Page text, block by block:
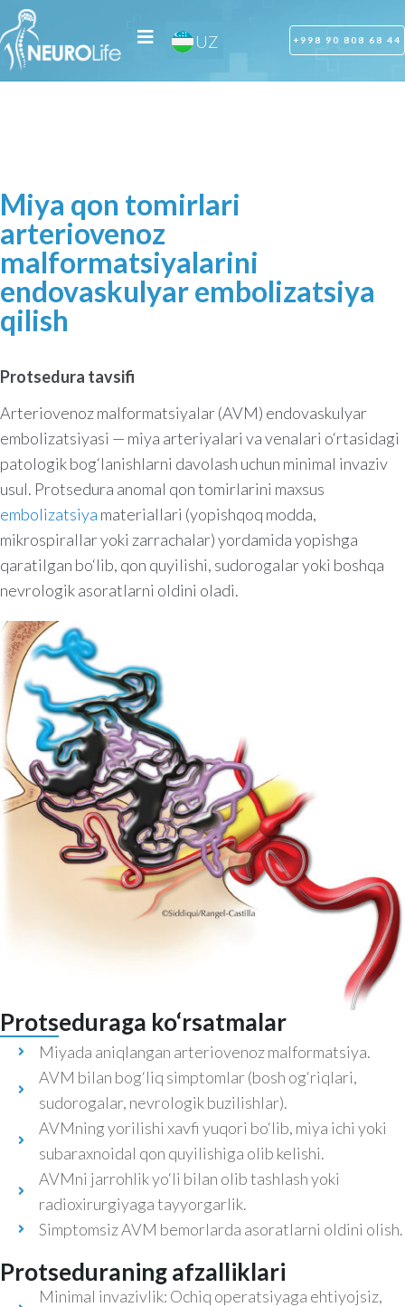
UZ
OZ
+998 90 808 68 44
Miya qon tomirlari
arteriovenoz
malformatsiyalarini
endovaskulyar embolizatsiya
qilish
Protsedura tavsifi
Arteriovenoz malformatsiyalar (AVM) endovaskulyar
embolizatsiyasi — miya arteriyalari va venalari o‘rtasidagi
patologik bog‘lanishlarni davolash uchun minimal invaziv
usul. Protsedura anomal qon tomirlarini maxsus
embolizatsiya materiallari (yopishqoq modda,
mikrospirallar yoki zarrachalar) yordamida yopishga
qaratilgan bo‘lib, qon quyilishi, sudorogalar yoki boshqa
nevrologik asoratlarni oldini oladi.
Protseduraga ko‘rsatmalar
Miyada aniqlangan arteriovenoz malformatsiya.
AVM bilan bog‘liq simptomlar (bosh og‘riqlari,
sudorogalar, nevrologik buzilishlar).
AVMning yorilishi xavfi yuqori bo‘lib, miya ichi yoki
subaraxnoidal qon quyilishiga olib kelishi.
AVMni jarrohlik yo‘li bilan olib tashlash yoki
radioxirurgiyaga tayyorgarlik.
Simptomsiz AVM bemorlarda asoratlarni oldini olish.
Protseduraning afzalliklari
Minimal invazivlik: Ochiq operatsiyaga ehtiyojsiz,